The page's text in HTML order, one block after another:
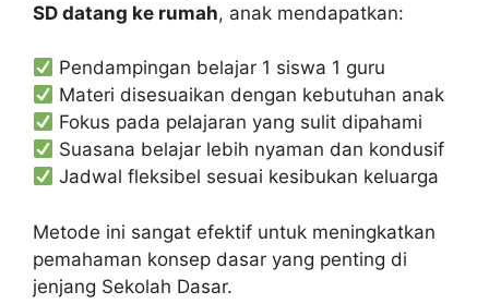
SD datang ke rumah, anak mendapatkan:
Pendampingan belajar 1 siswa 1 guru
Materi disesuaikan dengan kebutuhan anak
Fokus pada pelajaran yang sulit dipahami
Suasana belajar lebih nyaman dan kondusif
Jadwal fleksibel sesuai kesibukan keluarga
Metode ini sangat efektif untuk meningkatkan
pemahaman konsep dasar yang penting di
jenjang Sekolah Dasar.